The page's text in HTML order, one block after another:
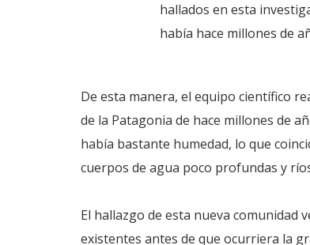
hallados en esta
había hace millones de
De esta manera, el equipo científico
de la Patagonia de hace millones de
había bastante humedad, lo que
cuerpos de agua poco profundas y
El hallazgo de esta nueva comunidad
existentes antes de que ocurriera la